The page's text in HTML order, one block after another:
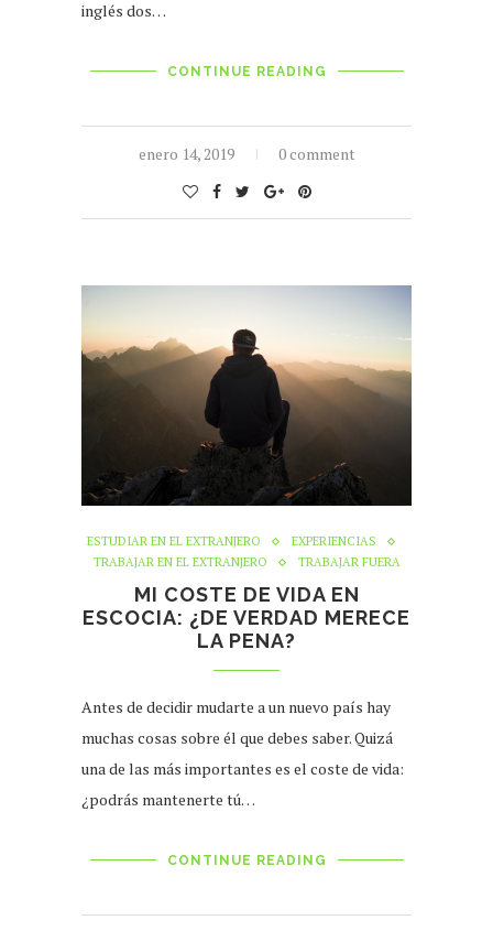
inglés dos…
CONTINUE READING
enero 14, 2019 0 comment
ESTUDIAR EN EL EXTRANJERO
EXPERIENCIAS
TRABAJAR EN EL EXTRANJERO
TRABAJAR FUERA
MI COSTE DE VIDA EN
ESCOCIA: ¿DE VERDAD MERECE
LA PENA?
Antes de decidir mudarte a un nuevo país hay
muchas cosas sobre él que debes saber. Quizá
una de las más importantes es el coste de vida:
¿podrás mantenerte tú…
CONTINUE READING